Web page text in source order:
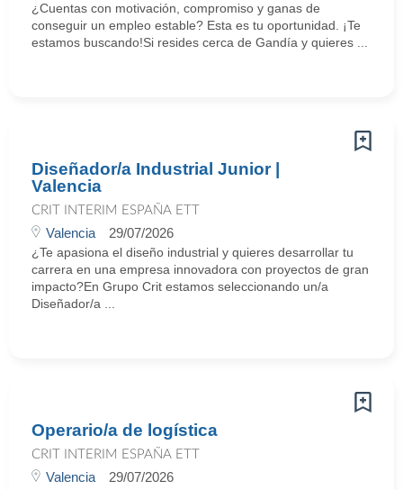
¿Cuentas con motivación, compromiso y ganas de
conseguir un empleo estable? Esta es tu oportunidad. ¡Te
estamos buscando!Si resides cerca de Gandía y quieres ...
Diseñador/a Industrial Junior |
Valencia
CRIT INTERIM ESPAÑA ETT
Valencia 29/07/2026
¿Te apasiona el diseño industrial y quieres desarrollar tu
carrera en una empresa innovadora con proyectos de gran
impacto?En Grupo Crit estamos seleccionando un/a
Diseñador/a ...
Operario/a de logística
CRIT INTERIM ESPAÑA ETT
Valencia 29/07/2026